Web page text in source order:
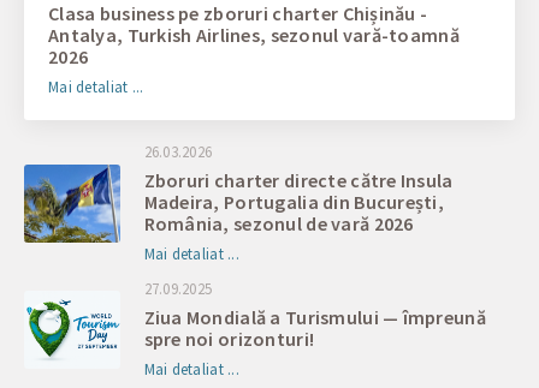
Clasa business pe zboruri charter Chișinău -
Antalya, Turkish Airlines, sezonul vară-toamnă
2026
Mai detaliat ...
26.03.2026
Zboruri charter directe către Insula
Madeira, Portugalia din București,
România, sezonul de vară 2026
Mai detaliat ...
27.09.2025
Ziua Mondială a Turismului — împreună
spre noi orizonturi!
Mai detaliat ...